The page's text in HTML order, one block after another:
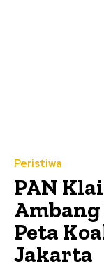
Peristiwa
PAN
Peta
Jakarta